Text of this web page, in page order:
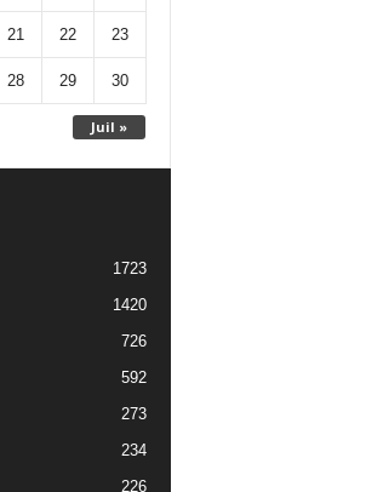
Juil »
21 22 23
28 29 30
1723
1420
726
592
273
234
226